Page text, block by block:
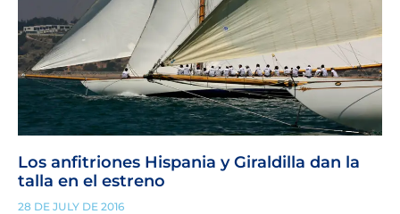
Los anfitriones Hispania y Giraldilla dan la
talla en el estreno
28 DE JULY DE 2016